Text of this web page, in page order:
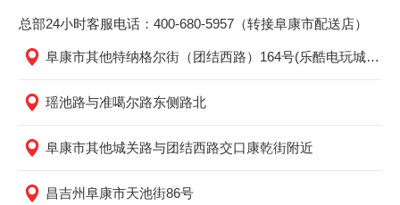
总部24小时客服电话：400-680-5957（转接阜康市配送店）
阜康市其他特纳格尔街（团结西路）164号(乐酷电玩城东100米路北，亲情超市斜对面)
瑶池路与准噶尔路东侧路北
阜康市其他城关路与团结西路交口康乾街附近
昌吉州阜康市天池街86号